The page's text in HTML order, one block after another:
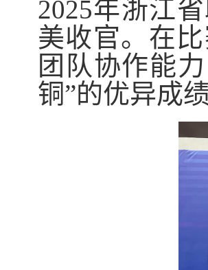
2025年浙江
美收官。在
团队协作能
铜”的优异成绩